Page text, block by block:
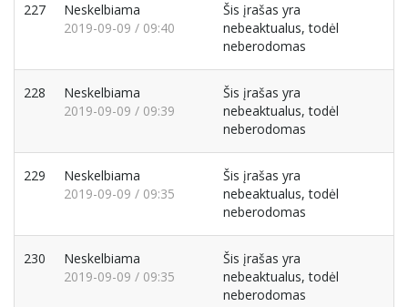
227
Neskelbiama
2019-09-09 / 09:40
Šis įrašas yra
nebeaktualus, todėl
neberodomas
228
Neskelbiama
2019-09-09 / 09:39
Šis įrašas yra
nebeaktualus, todėl
neberodomas
229
Neskelbiama
2019-09-09 / 09:35
Šis įrašas yra
nebeaktualus, todėl
neberodomas
230
Neskelbiama
2019-09-09 / 09:35
Šis įrašas yra
nebeaktualus, todėl
neberodomas